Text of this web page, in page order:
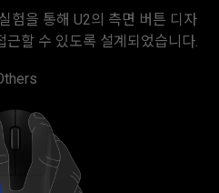
험을 통해 U2의 측면 버튼 디자
할 수 있도록 설계되었습니다.